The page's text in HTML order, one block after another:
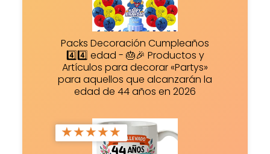
Packs Decoración Cumpleaños
4️⃣4️⃣ edad - 🎂🎉 Productos y
Artículos para decorar «Partys»
para aquellos que alcanzarán la
edad de 44 años en 2026
★★★★★